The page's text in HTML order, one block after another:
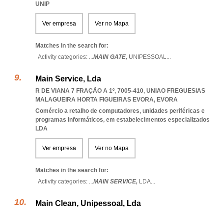
UNIP
Ver empresa Ver no Mapa
Matches in the search for:
Activity categories: ...MAIN GATE, UNIPESSOAL...
Main Service, Lda
R DE VIANA 7 FRAÇÃO A 1º, 7005-410, UNIAO FREGUESIAS
MALAGUEIRA HORTA FIGUEIRAS EVORA, EVORA
Comércio a retalho de computadores, unidades periféricas e
programas informáticos, em estabelecimentos especializados
LDA
Ver empresa Ver no Mapa
Matches in the search for:
Activity categories: ...MAIN SERVICE, LDA...
Main Clean, Unipessoal, Lda